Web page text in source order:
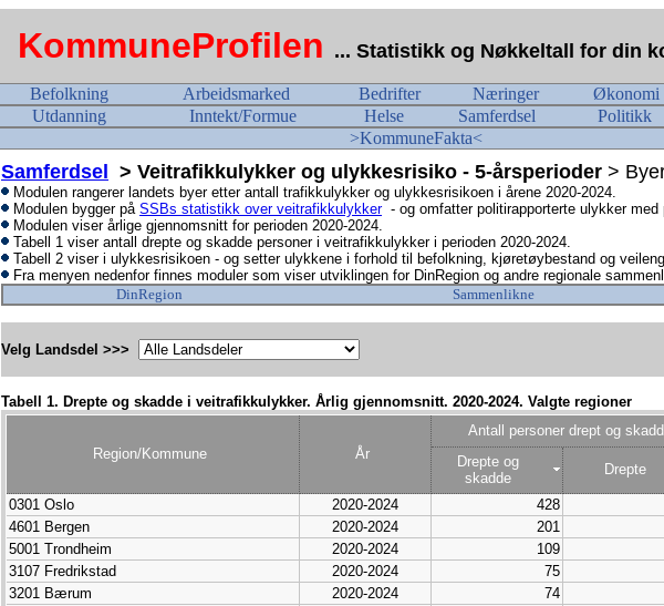
KommuneProfilen ... Statistikk og Nøkkeltall for din
Befolkning Arbeidsmarked Bedrifter Næringer Økonomi
Utdanning
Inntekt/Formue Helse Samferdsel Politikk
>KommuneFakta<
Samferdsel > Veitrafikkulykker og ulykkesrisiko - 5-årsperioder >
Modulen rangerer landets byer etter antall trafikkulykker og ulykkesrisikoen i årene 2020-2024.
Modulen bygger på SSBs statistikk over veitrafikkulykker- og omfatter politirapporterte ulykker med
Modulen viser årlige gjennomsnitt for perioden 2020-2024.
Tabell 1 viser antall drepte og skadde personer i veitrafikkulykker i perioden 2020-2024.
Tabell 2 viser i ulykkesrisikoen - og setter ulykkene i forhold til befolkning, kjøretøybestand og
Fra menyen nedenfor finnes moduler som viser utviklingen for DinRegion og andre regionale
DinRegion
Sammenlikne
Velg Landsdel >>>
Tabell 1. Drepte og skadde i veitrafikkulykker. Årlig gjennomsnitt. 2020-2024. Valgte regioner
Region/Kommune År
Antall personer drept og
Drepte og
skadde
Drepte
0301 Oslo 2020-2024 428
4601 Bergen
2020-2024 201
5001 Trondheim
2020-2024 109
3107 Fredrikstad
2020-2024 75
3201 Bærum
2020-2024 74